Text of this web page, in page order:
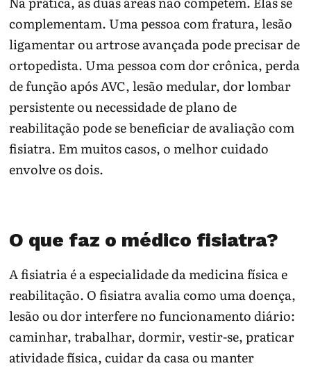
complementam. Uma pessoa com fratura, lesão
ligamentar ou artrose avançada pode precisar de
ortopedista. Uma pessoa com dor crônica, perda
de função após AVC, lesão medular, dor lombar
persistente ou necessidade de plano de
reabilitação pode se beneficiar de avaliação com
fisiatra. Em muitos casos, o melhor cuidado
envolve os dois.
O que faz o médico fisiatra?
A fisiatria é a especialidade da medicina física e
reabilitação. O fisiatra avalia como uma doença,
lesão ou dor interfere no funcionamento diário:
caminhar, trabalhar, dormir, vestir-se, praticar
atividade física, cuidar da casa ou manter